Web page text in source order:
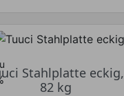
Stahlplatte eckig,
82 kg